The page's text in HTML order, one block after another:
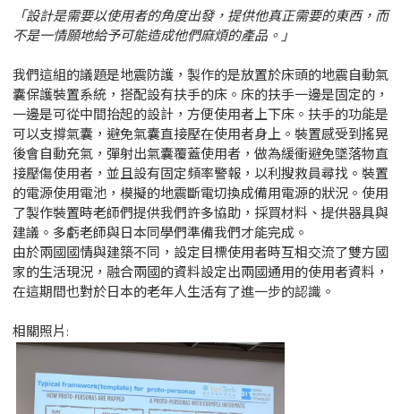
「設計是需要以使用者的角度出發，提供他真正需要的東西，而
不是一情願地給予可能造成他們麻煩的產品。」
我們這組的議題是地震防護，製作的是放置於床頭的地震自動氣
囊保護裝置系統，搭配設有扶手的床。床的扶手一邊是固定的，
一邊是可從中間抬起的設計，方便使用者上下床。扶手的功能是
可以支撐氣囊，避免氣囊直接壓在使用者身上。裝置感受到搖晃
後會自動充氣，彈射出氣囊覆蓋使用者，做為緩衝避免墜落物直
接壓傷使用者，並且設有固定頻率警報，以利搜救員尋找。裝置
的電源使用電池，模擬的地震斷電切換成備用電源的狀況。使用
了製作裝置時老師們提供我們許多協助，採買材料、提供器具與
建議。多虧老師與日本同學們準備我們才能完成。
由於兩國國情與建築不同，設定目標使用者時互相交流了雙方國
家的生活現況，融合兩國的資料設定出兩國通用的使用者資料，
在這期間也對於日本的老年人生活有了進一步的認識。
相關照片: